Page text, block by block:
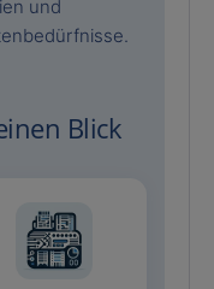
und
Blick